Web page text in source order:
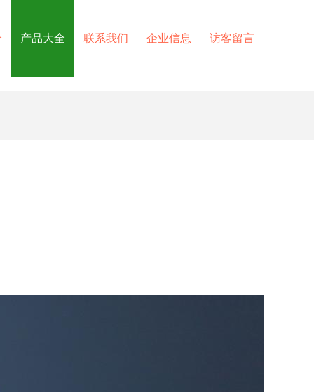
产品大全 联系我们 企业信息 访客留言